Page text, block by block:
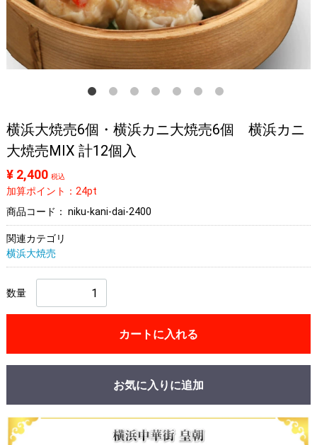
横浜大焼売6個・横浜カニ大焼売6個 横浜カニ
大焼売MIX 計12個入
¥ 2,400 税込
加算ポイント：24pt
商品コード： niku-kani-dai-2400
関連カテゴリ
横浜大焼売
数量
カートに入れる
お気に入りに追加